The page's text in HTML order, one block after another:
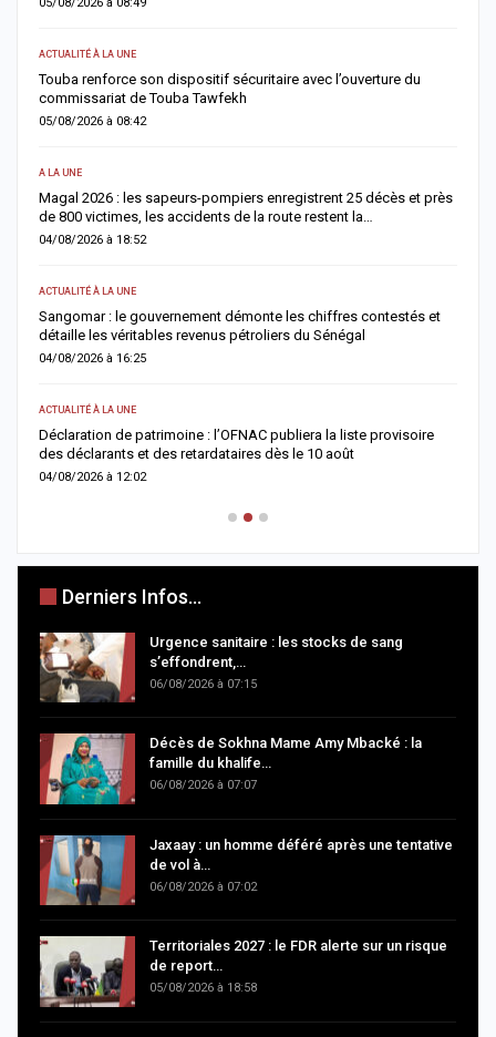
ACTUALITÉ À LA UNE
Touba renforce son dispositif sécuritaire avec l’ouverture du
commissariat de Touba Tawfekh
05/08/2026 à 08:42
A LA UNE
Magal 2026 : les sapeurs-pompiers enregistrent 25 décès et près
de 800 victimes, les accidents de la route restent la…
04/08/2026 à 18:52
ACTUALITÉ À LA UNE
Sangomar : le gouvernement démonte les chiffres contestés et
détaille les véritables revenus pétroliers du Sénégal
04/08/2026 à 16:25
ACTUALITÉ À LA UNE
Déclaration de patrimoine : l’OFNAC publiera la liste provisoire
des déclarants et des retardataires dès le 10 août
04/08/2026 à 12:02
Derniers Infos...
Urgence sanitaire : les stocks de sang
s’effondrent,…
06/08/2026 à 07:15
Décès de Sokhna Mame Amy Mbacké : la
famille du khalife…
06/08/2026 à 07:07
Jaxaay : un homme déféré après une tentative
de vol à…
06/08/2026 à 07:02
Territoriales 2027 : le FDR alerte sur un risque
de report…
05/08/2026 à 18:58